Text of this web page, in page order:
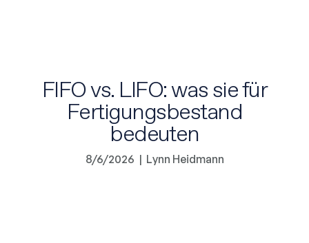
FIFO vs. LIFO: was sie für
Fertigungsbestand
bedeuten
8/6/2026 | Lynn Heidmann